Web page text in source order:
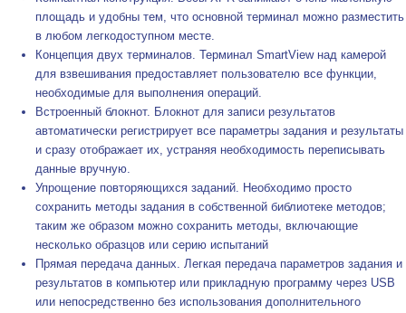
площадь и удобны тем, что основной терминал можно разместить
в любом легкодоступном месте.
Концепция двух терминалов. Терминал SmartView над камерой
для взвешивания предоставляет пользователю все функции,
необходимые для выполнения операций.
Встроенный блокнот. Блокнот для записи результатов
автоматически регистрирует все параметры задания и результаты
и сразу отображает их, устраняя необходимость переписывать
данные вручную.
Упрощение повторяющихся заданий. Необходимо просто
сохранить методы задания в собственной библиотеке методов;
таким же образом можно сохранить методы, включающие
несколько образцов или серию испытаний
Прямая передача данных. Легкая передача параметров задания и
результатов в компьютер или прикладную программу через USB
или непосредственно без использования дополнительного